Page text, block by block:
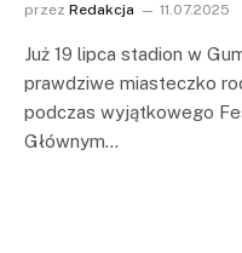
przez Redakcja 11.07.2025
Już 19 lipca stadion w
prawdziwe miasteczko
podczas wyjątkowego
Głównym…